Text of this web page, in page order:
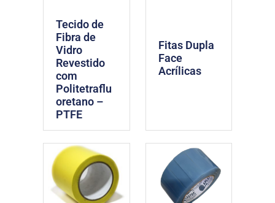
Tecido de
Fibra de
Vidro
Revestido
com
Politetraflu
oretano –
PTFE
Fitas Dupla
Face
Acrílicas